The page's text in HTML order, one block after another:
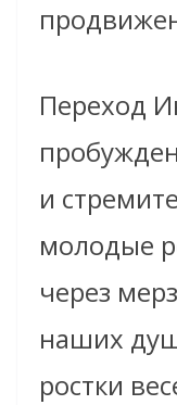
Переход
и
молодые
через
наших
ростки